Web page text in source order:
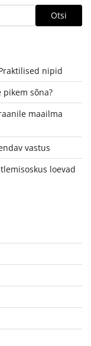
Otsi
nipid
sõna?
maailma
vastus
loevad